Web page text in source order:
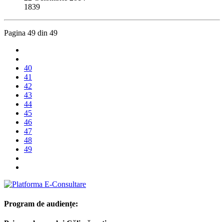
1839
Pagina 49 din 49
40
41
42
43
44
45
46
47
48
49
Program de audiențe: